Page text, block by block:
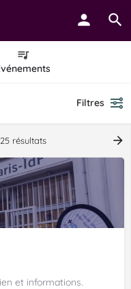
Filtres
résultats
et informations.